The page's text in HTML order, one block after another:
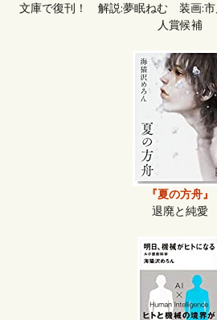
文庫で復刊！ 解説:夢眠ねむ 装画:市
人賞候補
『夏の方舟』
退廃と純愛